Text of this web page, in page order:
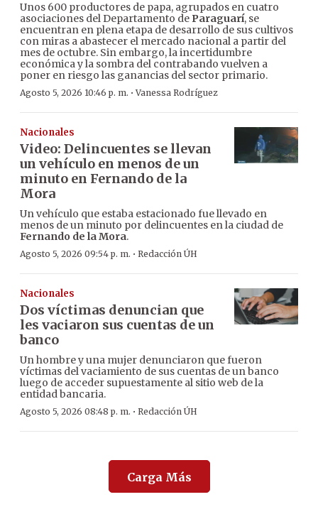
Unos 600 productores de papa, agrupados en cuatro
asociaciones del Departamento de Paraguarí, se
encuentran en plena etapa de desarrollo de sus cultivos
con miras a abastecer el mercado nacional a partir del
mes de octubre. Sin embargo, la incertidumbre
económica y la sombra del contrabando vuelven a
poner en riesgo las ganancias del sector primario.
Agosto 5, 2026 10:46 p. m. ·Vanessa Rodríguez
Nacionales
Video: Delincuentes se llevan
un vehículo en menos de un
minuto en Fernando de la
Mora
Un vehículo que estaba estacionado fue llevado en
menos de un minuto por delincuentes en la ciudad de
Fernando de la Mora.
Agosto 5, 2026 09:54 p. m. · Redacción ÚH
Nacionales
Dos víctimas denuncian que
les vaciaron sus cuentas de un
banco
Un hombre y una mujer denunciaron que fueron
víctimas del vaciamiento de sus cuentas de un banco
luego de acceder supuestamente al sitio web de la
entidad bancaria.
Agosto 5, 2026 08:48 p. m. · Redacción ÚH
Carga Más